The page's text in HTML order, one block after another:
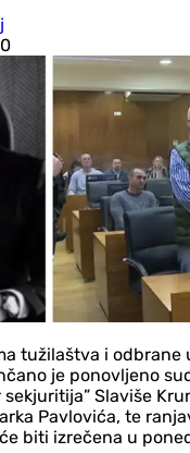
tužilaštva i odbrane
je ponovljeno
sekjuritija” Slaviše
Pavlovića, te
biti izrečena u